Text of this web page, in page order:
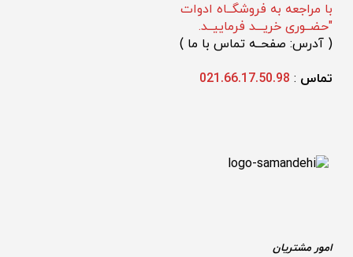
با مراجعه به فروشگــاه ادوات
"حضــوری خریـــد فرماییــد.
( آدرس: صفحــه تماس با ما )
تماس :
021.66.17.50.98
امور مشتریان